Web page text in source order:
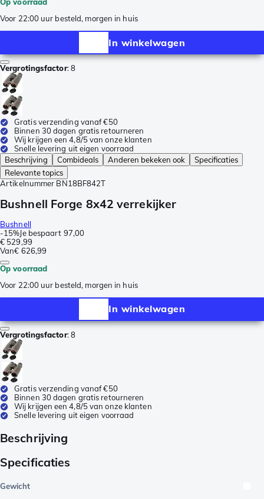
Op voorraad
Voor 22:00 uur besteld, morgen in huis
In winkelwagen
Vergrotingsfactor:8
Gratis verzending vanaf €50
Binnen 30 dagen gratis retourneren
Wij krijgen een 4,8/5 van onze klanten
Snelle levering uit eigen voorraad
Beschrijving
Combideals Anderen bekeken ook
Specificaties
Relevante topics
Artikelnummer BN18BF842T
Bushnell Forge 8x42 verrekijker
Bushnell
-15%Je bespaart 97,00
€ 529,99
Van€ 626,99
Op voorraad
Voor 22:00 uur besteld, morgen in huis
In winkelwagen
Vergrotingsfactor:8
Gratis verzending vanaf €50
Binnen 30 dagen gratis retourneren
Wij krijgen een 4,8/5 van onze klanten
Snelle levering uit eigen voorraad
Beschrijving
Specificaties
Gewicht